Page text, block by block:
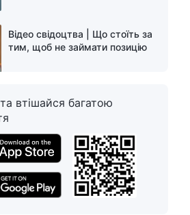
Відео свідоцтва | Що стоїть за
тим, щоб не займати позицію
Відео свідоцтва | Як я
Відео свідоцтва | Свобода від
заздрощів
втішайся багатою